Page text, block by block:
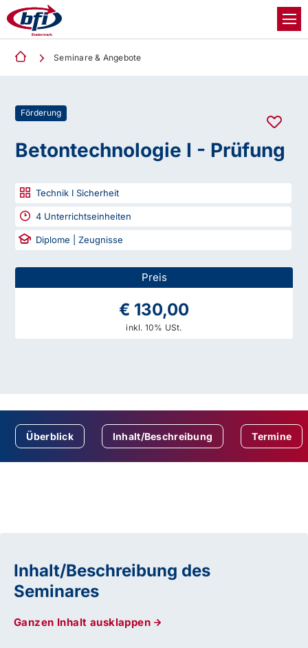
Seminare & Angebote
Förderung
Betontechnologie I - Prüfung
Technik I Sicherheit
4 Unterrichtseinheiten
Diplome | Zeugnisse
Preis
€ 130,00
inkl. 10% USt.
Überblick Inhalt/Beschreibung Termine
Inhalt/Beschreibung des
Seminares
Ganzen Inhalt ausklappen